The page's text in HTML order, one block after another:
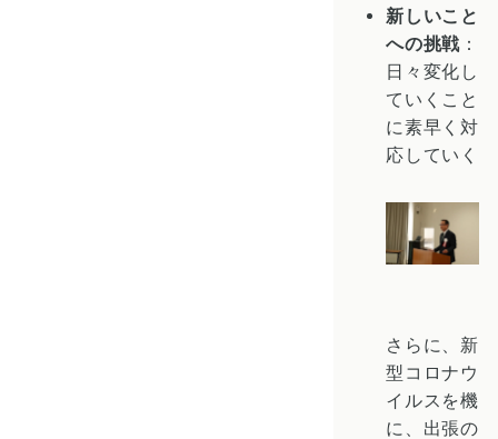
新しいこと
への挑戦：
日々変化し
ていくこと
に素早く対
応していく
さらに、新
型コロナウ
イルスを機
に、出張の